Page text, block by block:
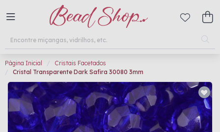
Página Inicial
Cristais Facetados
Cristal Transparente Dark Safira 30080 3mm